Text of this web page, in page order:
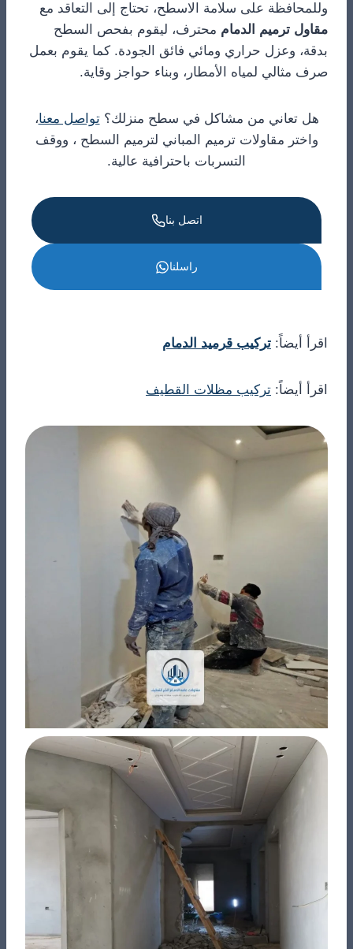
وللمحافظة على سلامة الاسطح، تحتاج إلى التعاقد مع
مقاول ترميم الدمام محترف، ليقوم بفحص السطح
بدقة، وعزل حراري ومائي فائق الجودة. كما يقوم بعمل
صرف مثالي لمياه الأمطار، وبناء حواجز وقاية.
هل تعاني من مشاكل في سطح منزلك؟تواصل معنا،
واختر مقاولات ترميم المباني لترميم السطح ، ووقف
التسربات باحترافية عالية.
اتصل بنا
راسلنا
اقرأ أيضاً: تركيب قرميد الدمام
اقرأ أيضاً: تركيب مظلات القطيف